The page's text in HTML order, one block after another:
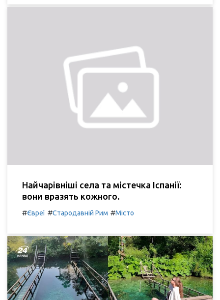
Найчарівніші села та містечка Іспанії:
вони вразять кожного.
#Євреї #Стародавній Рим #Місто